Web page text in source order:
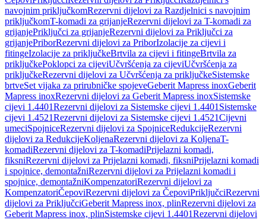
navojnim priključkomRezervni dijelovi za Razdjelnici s navojnim
priključkomT-komadi za grijanjeRezervni dijelovi za T-komadi za
grijanjePriključci za grijanjeRezervni dijelovi za Priključci za
grijanjePriborRezervni dijelovi za PriborIzolacije za cijevi i
fitingeIzolacije za priključkeBrtvila za cijevi i fitingeBrtvila za
priključkePoklopci za cijeviUčvršćenja za cijeviUčvršćenja za
priključkeRezervni dijelovi za Učvršćenja za priključkeSistemske
brtveSet vijaka za prirubničke spojeveGeberit Mapress inoxGeberit
Mapress inoxRezervni dijelovi za Geberit Mapress inoxSistemske
cijevi 1.4401Rezervni dijelovi za Sistemske cijevi 1.4401 Sistemske
cijevi 1.4521Rezervni dijelovi za Sistemske cijevi 1.4521Cijevni
umeciSpojniceRezervni dijelovi za SpojniceRedukcijeRezervni
dijelovi za RedukcijeKoljenaRezervni dijelovi za KoljenaT-
komadiRezervni dijelovi za T-komadiPrijelazni komadi,
fiksniRezervni dijelovi za Prijelazni komadi, fiksniPrijelazni komadi
i spojnice, demontažniRezervni dijelovi za Prijelazni komadi i
spojnice, demontažniKompenzatoriRezervni dijelovi za
KompenzatoriČepoviRezervni dijelovi za ČepoviPriključciRezervni
dijelovi za PriključciGeberit Mapress inox, plinRezervni dijelovi za
Geberit Mapress inox, plinSistemske cijevi 1.4401Rezervni dijelovi